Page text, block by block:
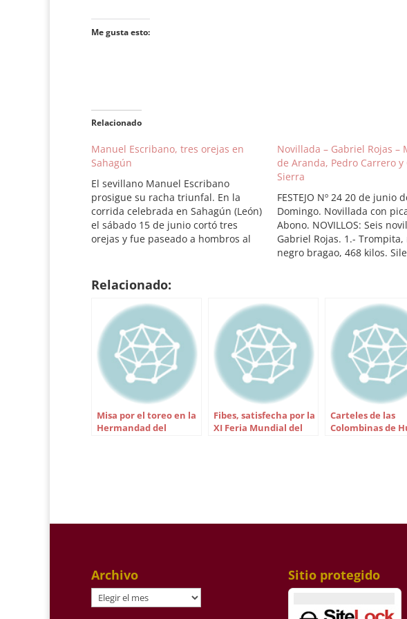
Me gusta esto:
Relacionado
Manuel Escribano, tres orejas en
Sahagún
El sevillano Manuel Escribano
prosigue su racha triunfal. En la
corrida celebrada en Sahagún (León)
el sábado 15 de junio cortó tres
orejas y fue paseado a hombros al
premiado con la vuelta al ruedo.
Manuel Escribano: oreja…
Novillada – Gabriel Rojas –
de Aranda, Pedro Carrero y
Sierra
FESTEJO Nº 24 20 de junio
Domingo. Novillada con
Abono. NOVILLOS: Seis
Gabriel Rojas. 1.- Trompita,
negro bragao, 468 kilos.
kilos. Aplausos. 4.- Bocineto,
Relacionado:
Misa por el toreo en la
Hermandad del
Fibes, satisfecha por la
XI Feria Mundial del
Carteles de las
Colombinas de
Archivo
Archivo
Sitio protegido